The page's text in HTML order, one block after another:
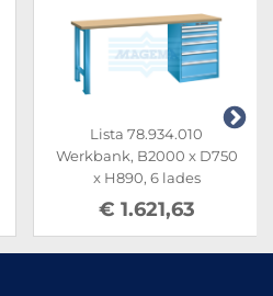
Lista 78.934.010
Werkbank, B2000 x D750
x H890, 6 lades
€ 1.621,63